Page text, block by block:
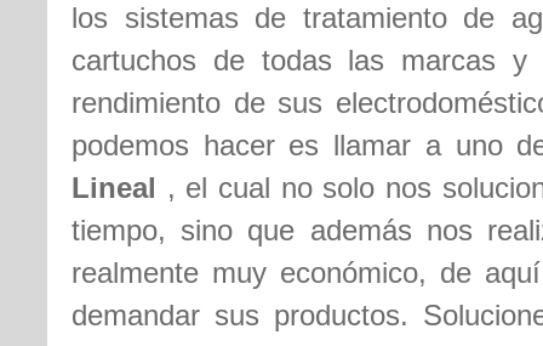
los sistemas de tratamiento de
cartuchos de todas las marcas
rendimiento de sus
podemos hacer es llamar a uno
Lineal , el cual no solo nos
tiempo, sino que además nos
realmente muy económico, de
demandar sus productos.